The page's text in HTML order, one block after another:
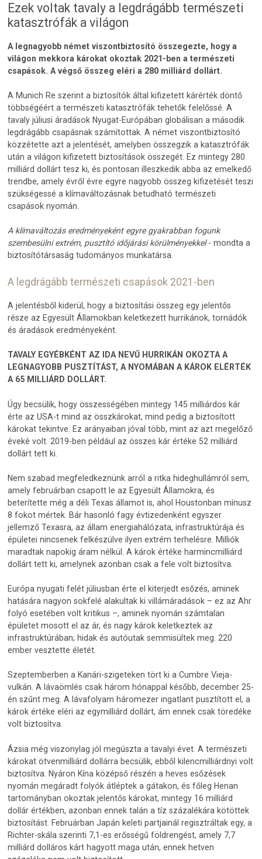
Ezek voltak tavaly a legdrágább természeti
katasztrófák a világon
A legnagyobb német viszontbiztosító összegezte, hogy a
világon mekkora károkat okoztak 2021-ben a természeti
csapások. A végső összeg eléri a 280 milliárd dollárt.
A Munich Re szerint a biztosítók által kifizetett kárérték döntő
többségéért a természeti katasztrófák tehetők felelőssé. A
tavaly júliusi áradások Nyugat-Európában globálisan a második
legdrágább csapásnak számítottak. A német viszontbiztosító
közzétette azt a jelentését, amelyben összegzik a katasztrófák
után a világon kifizetett biztosítások összegét. Ez mintegy 280
milliárd dollárt tesz ki, és pontosan illeszkedik abba az emelkedő
trendbe, amely évről évre egyre nagyobb összeg kifizetését teszi
szükségessé a klímaváltozásnak betudható természeti
csapások nyomán.
A klímaváltozás eredményeként egyre gyakrabban fogunk
szembesülni extrém, pusztító időjárási körülményekkel- mondta a
biztosítótársaság tudományos munkatársa.
A legdrágább természeti csapások 2021-ben
A jelentésből kiderül, hogy a biztosítási összeg egy jelentős
része az Egyesült Államokban keletkezett hurrikánok, tornádók
és áradások eredményeként.
TAVALY EGYÉBKÉNT AZ IDA NEVŰ HURRIKÁN OKOZTA A
LEGNAGYOBB PUSZTÍTÁST, A NYOMÁBAN A KÁROK ELÉRTÉK
A 65 MILLIÁRD DOLLÁRT.
Úgy becsülik, hogy összességében mintegy 145 milliárdos kár
érte az USA-t mind az összkárokat, mind pedig a biztosított
károkat tekintve. Ez arányaiban jóval több, mint az azt megelőző
éveké volt. 2019-ben például az összes kár értéke 52 milliárd
dollárt tett ki.
Nem szabad megfeledkeznünk arról a ritka hideghullámról sem,
amely februárban csapott le az Egyesült Államokra, és
beterítette még a déli Texas államot is, ahol Houstonban mínusz
8 fokot mértek. Bár hasonló fagy évtizedenként egyszer
jellemző Texasra, az állam energiahálózata, infrastruktúrája és
épületei nincsenek felkészülve ilyen extrém terhelésre. Milliók
maradtak napokig áram nélkül. A károk értéke harmincmilliárd
dollárt tett ki, amelynek azonban csak a fele volt biztosítva.
Európa nyugati felét júliusban érte el kiterjedt esőzés, aminek
hatására nagyon sokfelé alakultak ki villámáradások – ez az Ahr
folyó esetében volt kritikus –, aminek nyomán számtalan
épületet mosott el az ár, és nagy károk keletkeztek az
infrastruktúrában; hidak és autóutak semmisültek meg. 220
ember vesztette életét.
Szeptemberben a Kanári-szigeteken tört ki a Cumbre Vieja-
vulkán. A lávaömlés csak három hónappal később, december 25-
én szűnt meg. A lávafolyam háromezer ingatlant pusztított el, a
károk értéke eléri az egymilliárd dollárt, ám ennek csak töredéke
volt biztosítva.
Ázsia még viszonylag jól megúszta a tavalyi évet. A természeti
károkat ötvenmilliárd dollárra becsülik, ebből kilencmilliárdnyi volt
biztosítva. Nyáron Kína középső részén a heves esőzések
nyomán megáradt folyók átléptek a gátakon, és főleg Henan
tartományban okoztak jelentős károkat, mintegy 16 milliárd
dollár értékben, azonban ennek talán a tíz százalékára kötöttek
biztosítást. Februárban Japán keleti partjainál regisztráltak egy, a
Richter-skála szerinti 7,1-es erősségű földrengést, amely 7,7
milliárd dolláros kárt hagyott maga után, ennek hetven